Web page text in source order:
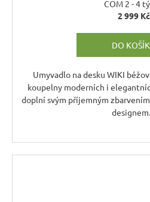
COM 2 - 4
2 999 Kč
DO
Umyvadlo na desku WIKI
koupelny moderních i
doplní svým příjemným
designem....